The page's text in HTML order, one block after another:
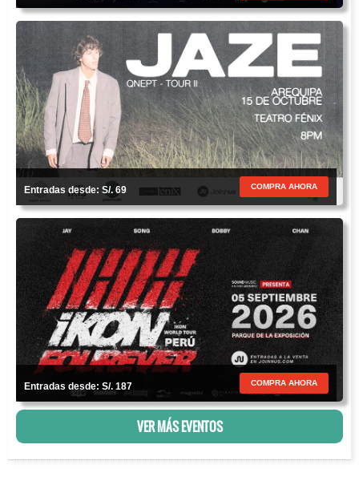
Entradas desde: S/. 69 COMPRA AHORA
Entradas desde: S/. 187 COMPRA AHORA
VER MÁS EVENTOS